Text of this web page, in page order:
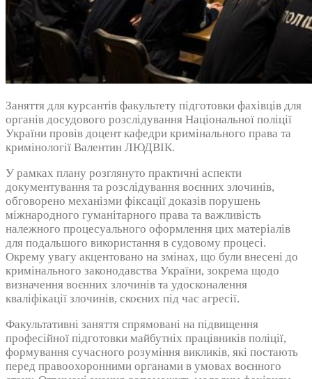
Заняття для курсантів факультету підготовки фахівців для
органів досудового розслідування Національної поліції
України провів доцент кафедри кримінального права та
кримінології Валентин ЛЮДВІК.
У рамках плану розглянуто практичні аспекти
документування та розслідування воєнних злочинів,
обговорено механізми фіксації доказів порушень
міжнародного гуманітарного права та важливість
належного процесуального оформлення цих матеріалів
для подальшого використання в судовому процесі.
Окрему увагу акцентовано на змінах, що були внесені до
кримінального законодавства України, зокрема щодо
визначення воєнних злочинів та удосконалення
кваліфікації злочинів, скоєних під час агресії.
Факультативні заняття спрямовані на підвищення
професійної підготовки майбутніх працівників поліції,
формування сучасного розуміння викликів, які постають
перед правоохоронними органами в умовах воєнного